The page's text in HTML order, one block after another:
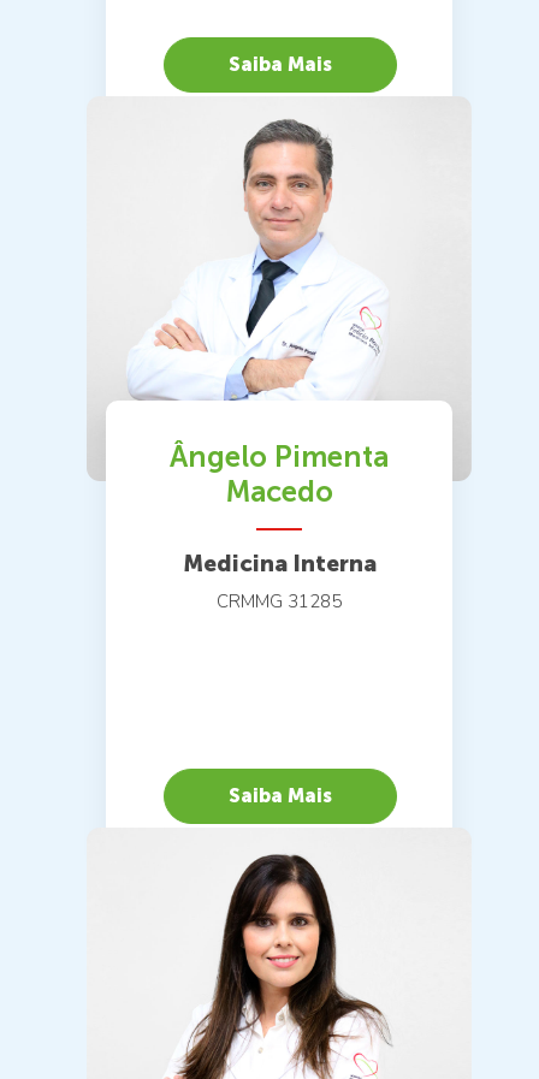
Saiba Mais
Ângelo Pimenta
Macedo
Medicina Interna
CRMMG 31285
Saiba Mais